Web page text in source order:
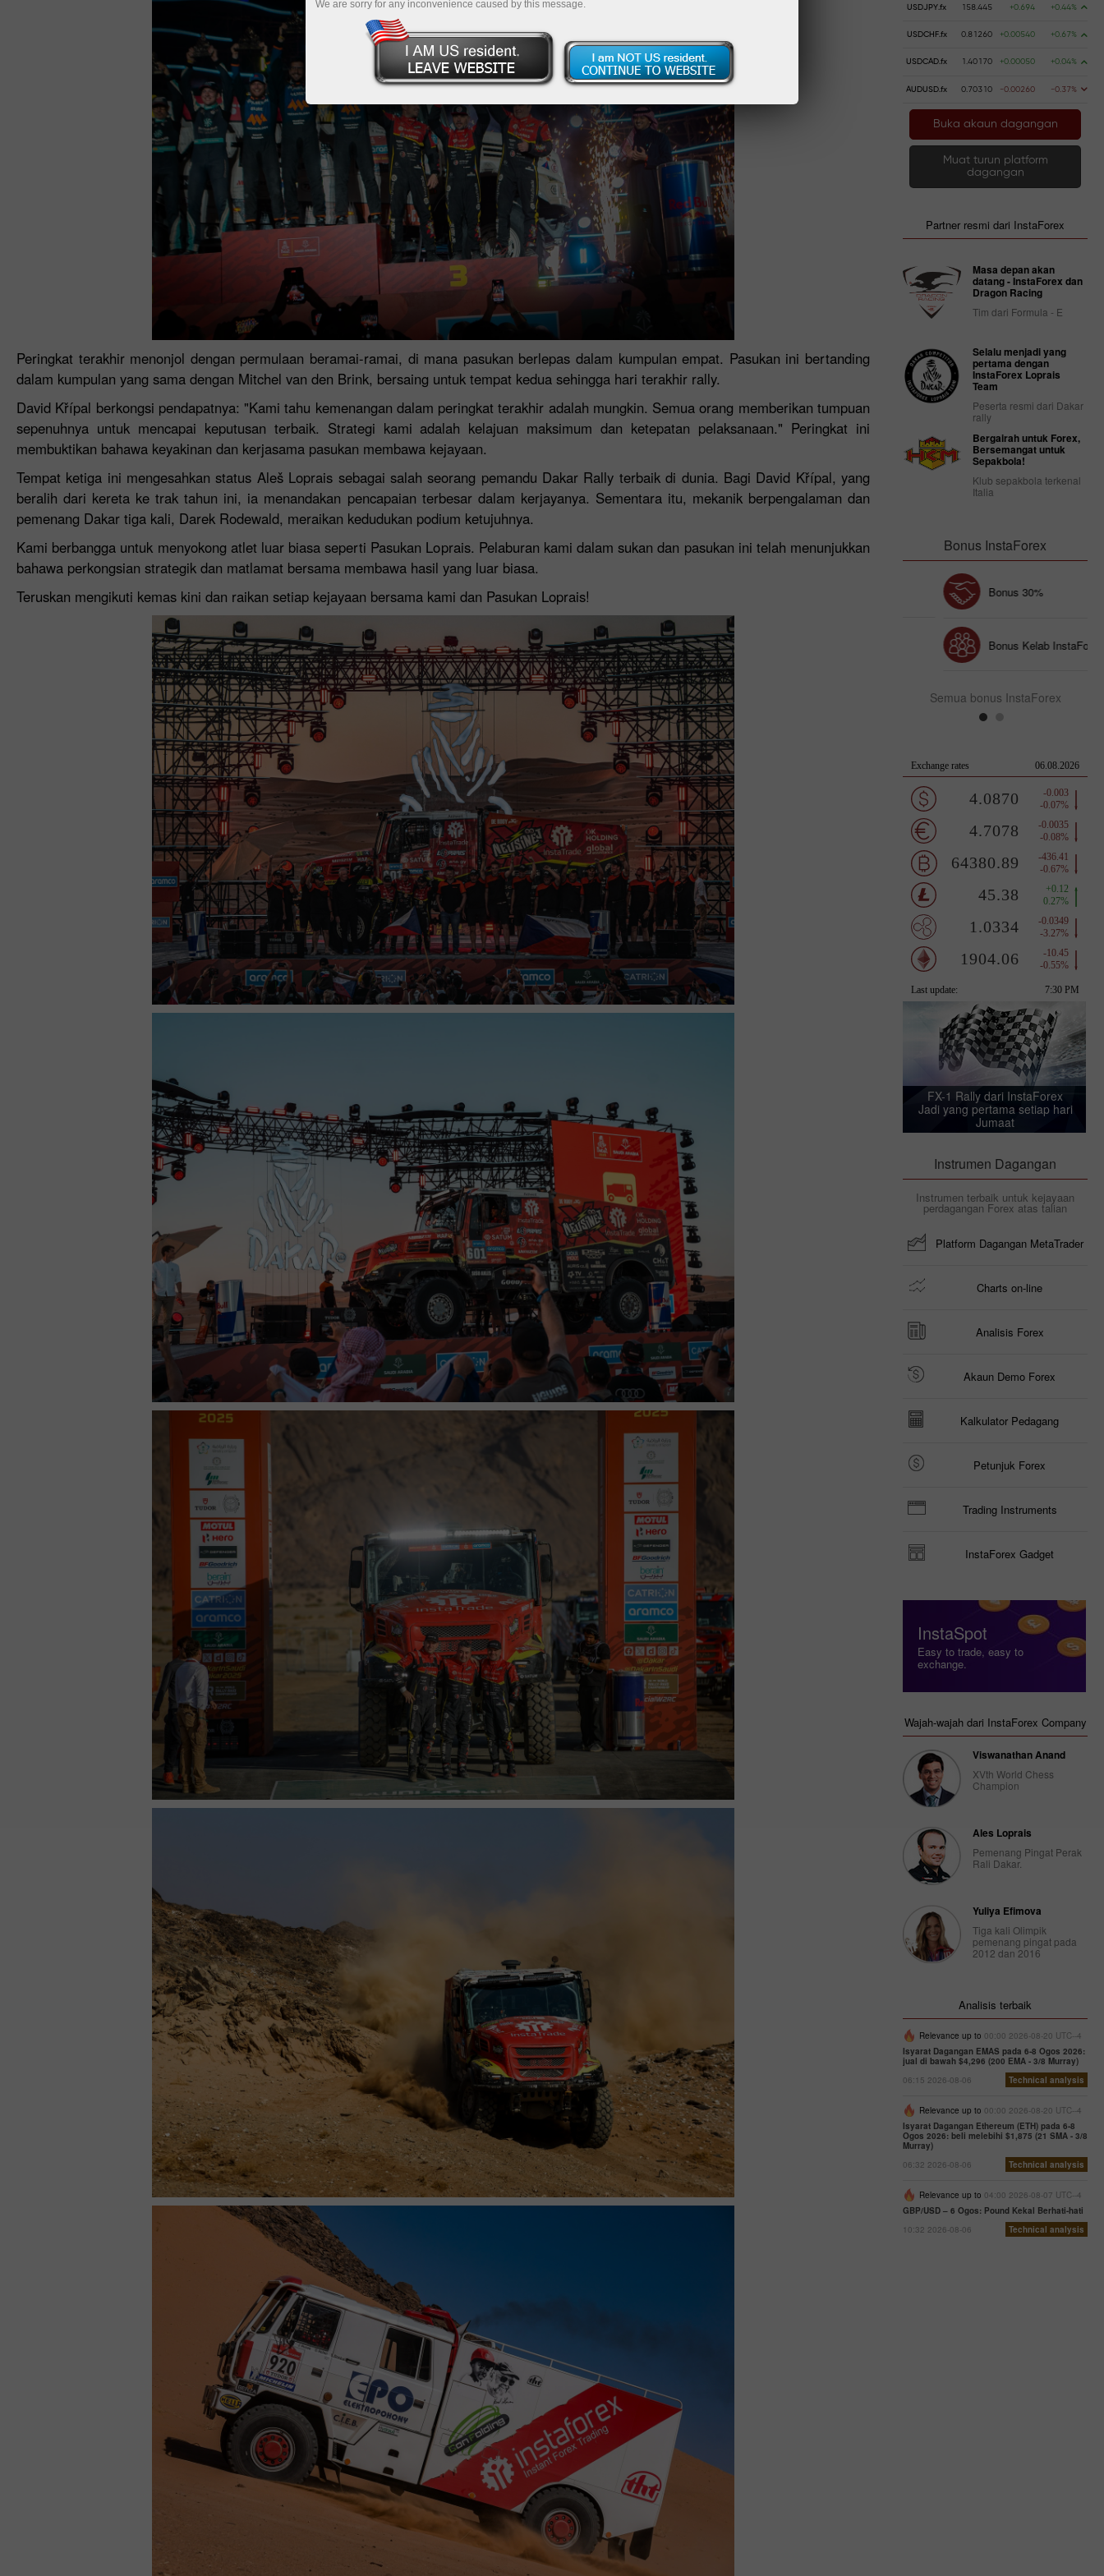
Peringkat terakhir menonjol dengan permulaan beramai-ramai, di mana pasukan berlepas dalam kumpulan empat. Pasukan ini bertanding
dalam kumpulan yang sama dengan Mitchel van den Brink, bersaing untuk tempat kedua sehingga hari terakhir rally.
David Křípal berkongsi pendapatnya: "Kami tahu kemenangan dalam peringkat terakhir adalah mungkin. Semua orang memberikan tumpuan
sepenuhnya untuk mencapai keputusan terbaik. Strategi kami adalah kelajuan maksimum dan ketepatan pelaksanaan." Peringkat ini
membuktikan bahawa keyakinan dan kerjasama pasukan membawa kejayaan.
Tempat ketiga ini mengesahkan status Aleš Loprais sebagai salah seorang pemandu Dakar Rally terbaik di dunia. Bagi David Křípal, yang
beralih dari kereta ke trak tahun ini, ia menandakan pencapaian terbesar dalam kerjayanya. Sementara itu, mekanik berpengalaman dan
pemenang Dakar tiga kali, Darek Rodewald, meraikan kedudukan podium ketujuhnya.
Kami berbangga untuk menyokong atlet luar biasa seperti Pasukan Loprais. Pelaburan kami dalam sukan dan pasukan ini telah menunjukkan
bahawa perkongsian strategik dan matlamat bersama membawa hasil yang luar biasa.
Teruskan mengikuti kemas kini dan raikan setiap kejayaan bersama kami dan Pasukan Loprais!
USDJPY.fx 158.445 +0.694 +0.44%
USDCHF.fx 0.81260 +0.00540 +0.67%
USDCAD.fx 1.40170 +0.00050 +0.04%
AUDUSD.fx 0.70310 -0.00260 -0.37%
Buka akaun dagangan
Muat turun platform
dagangan
Partner resmi dari InstaForex
Masa depan akan
datang - InstaForex dan
Dragon Racing
Tim dari Formula - E
Selalu menjadi yang
pertama dengan
InstaForex Loprais
Team
Peserta resmi dari Dakar
rally
Bergairah untuk Forex,
Bersemangat untuk
Sepakbola!
Klub sepakbola terkenal
Italia
Bonus InstaForex
Bonus 30%
Bonus Kelab InstaForex
Bonus 30%
Bonus Kelab InstaForex
Semua bonus InstaForex
FX-1 Rally dari InstaForex
Jadi yang pertama setiap hari
Jumaat
Instrumen Dagangan
Instrumen terbaik untuk kejayaan
perdagangan Forex atas talian
Platform Dagangan MetaTrader
Charts on-line
Analisis Forex
Akaun Demo Forex
Kalkulator Pedagang
Petunjuk Forex
Trading Instruments
InstaForex Gadget
InstaSpot
Easy to trade, easy to
exchange.
Wajah-wajah dari InstaForex Company
Viswanathan Anand
XVth World Chess
Champion
Ales Loprais
Pemenang Pingat Perak
Rali Dakar.
Yuliya Efimova
Tiga kali Olimpik
pemenang pingat pada
2012 dan 2016
Analisis terbaik
Relevance up to 00:00 2026-08-20 UTC--4
Isyarat Dagangan EMAS pada 6-8 Ogos 2026:
jual di bawah $4,296 (200 EMA - 3/8 Murray)
06:15 2026-08-06
Technical analysis
Relevance up to 00:00 2026-08-20 UTC--4
Isyarat Dagangan Ethereum (ETH) pada 6-8
Ogos 2026: beli melebihi $1,875 (21 SMA - 3/8
Murray)
06:32 2026-08-06
Technical analysis
Relevance up to 04:00 2026-08-07 UTC--4
GBP/USD – 6 Ogos: Pound Kekal Berhati-hati
10:32 2026-08-06
Technical analysis
We are sorry for any inconvenience caused by this message.